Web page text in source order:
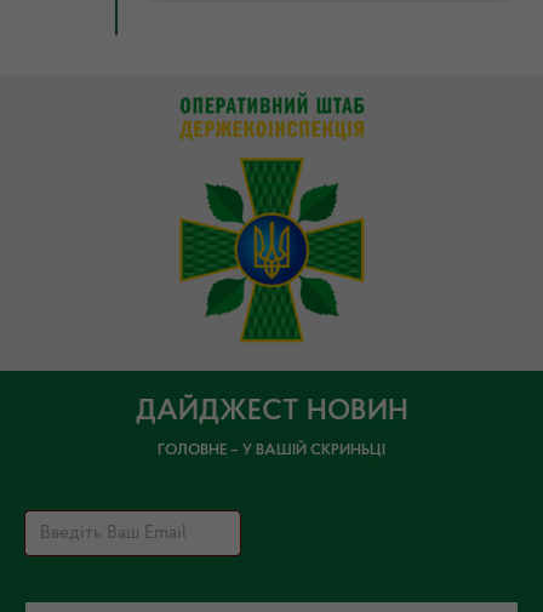
ДАЙДЖЕСТ НОВИН
ГОЛОВНЕ – У ВАШІЙ СКРИНЬЦІ